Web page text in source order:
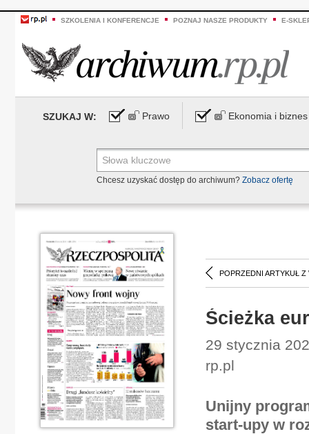
SZKOLENIA I KONFERENCJE POZNAJ NASZE PRODUKTY E-
SZUKAJ W: Prawo Ekonomia i biznes
Chcesz uzyskać dostęp do archiwum? Zobacz ofertę
POPRZEDNI ARTYKUŁ Z
Ścieżka
29 stycznia
rp.pl
Unijny
start-upy w